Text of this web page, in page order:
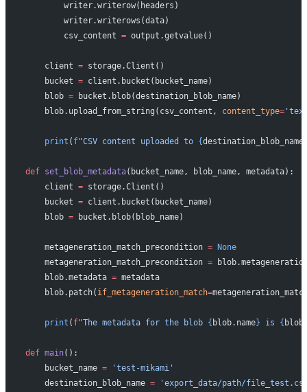
        writer.writerow(headers)
        writer.writerows(data)
        csv_content
= output.getvalue()
    client
= storage.Client()
    bucket
= client.bucket(bucket_name)
    blob
= bucket.blob(destination_blob_name)
    blob.upload_from_string(csv_content,
content_type=
    print
( f"CSV content uploaded to {destination_blob_name
def set_blob_metadata(bucket_name, blob_name, metadata):
    client
= storage.Client()
    bucket
= client.bucket(bucket_name)
    blob
= bucket.blob(blob_name)
    metageneration_match_precondition
= None
    metageneration_match_precondition
=
    blob.metadata
= metadata
    blob.patch(
if_metageneration_match=
    print
( f"The metadata for the blob { blob.name} is {
def main():
    bucket_name
= 'test-mikami'
    destination_blob_name
= 'export_data/path/